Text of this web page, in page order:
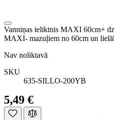
Vanniņas ieliktnis MAXI 60cm+
MAXI- mazuļiem no 60cm un
Nav noliktavā
SKU
635-SILLO-200YB
5,49 €